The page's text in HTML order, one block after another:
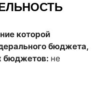
которой
бюджета,
бюджетов: не